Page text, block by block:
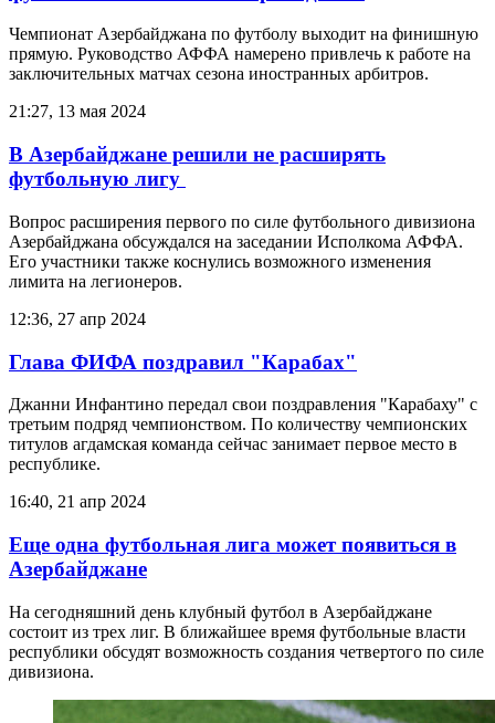
Чемпионат Азербайджана по футболу выходит на финишную
прямую. Руководство АФФА намерено привлечь к работе на
заключительных матчах сезона иностранных арбитров.
21:27, 13 мая 2024
В Азербайджане решили не расширять
футбольную лигу
Вопрос расширения первого по силе футбольного дивизиона
Азербайджана обсуждался на заседании Исполкома АФФА.
Его участники также коснулись возможного изменения
лимита на легионеров.
12:36, 27 апр 2024
Глава ФИФА поздравил "Карабах"
Джанни Инфантино передал свои поздравления "Карабаху" c
третьим подряд чемпионством. По количеству чемпионских
титулов агдамская команда сейчас занимает первое место в
республике.
16:40, 21 апр 2024
Еще одна футбольная лига может появиться в
Азербайджане
На сегодняшний день клубный футбол в Азербайджане
состоит из трех лиг. В ближайшее время футбольные власти
республики обсудят возможность создания четвертого по силе
дивизиона.